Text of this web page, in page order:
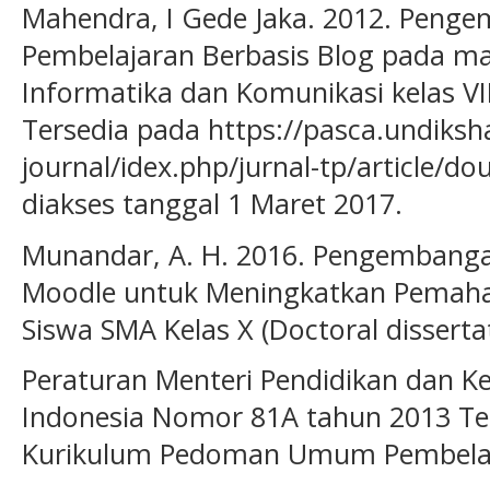
Mahendra, I Gede Jaka. 2012.
Pembelajaran Berbasis Blog pada
Informatika dan Komunikasi kelas
Tersedia pada https://
journal/idex.php/jurnal-tp/article/
diakses tanggal 1 Maret 2017.
Munandar, A. H. 2016.
Moodle untuk Meningkatkan
Siswa SMA Kelas X (Doctoral
Peraturan Menteri Pendidikan dan
Indonesia Nomor 81A tahun 2013
Kurikulum Pedoman Umum